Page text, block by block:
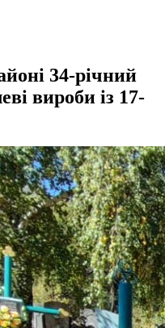
34-річний
вироби із 17-